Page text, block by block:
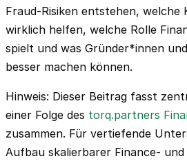
Fraud-Risiken entstehen, welche
wirklich helfen, welche Rolle
spielt und was Gründer*innen
besser machen können.
Hinweis: Dieser Beitrag fasst
einer Folge des torq.partners
zusammen. Für vertiefende
Aufbau skalierbarer Finance-